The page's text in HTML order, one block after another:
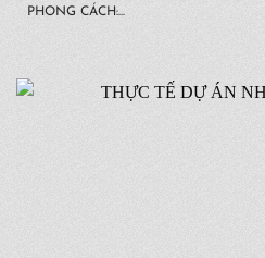
PHONG CÁCH:...